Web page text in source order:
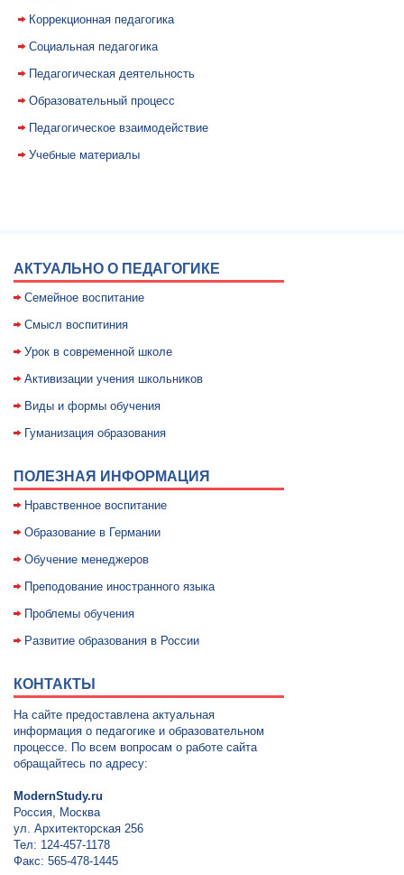
Коррекционная педагогика
Социальная педагогика
Педагогическая деятельность
Образовательный процесс
Педагогическое взаимодействие
Учебные материалы
АКТУАЛЬНО О ПЕДАГОГИКЕ
Семейное воспитание
Смысл воспитиния
Уpок в совpеменной школе
Активизации учения школьников
Виды и формы обучения
Гуманизация образования
ПОЛЕЗНАЯ ИНФОРМАЦИЯ
Нравственное воспитание
Образование в Германии
Обучение менеджеров
Преподование иностранного языка
Проблемы обучения
Развитие образования в России
КОНТАКТЫ
На сайте предоставлена актуальная
информация о педагогике и образовательном
процессе. По всем вопросам о работе сайта
обращайтесь по адресу:
ModernStudy.ru
Россия, Москва
ул. Архитекторская 256
Тел: 124-457-1178
Факс: 565-478-1445